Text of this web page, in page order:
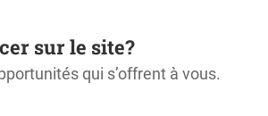
sur le site?
qui s’offrent à vous.